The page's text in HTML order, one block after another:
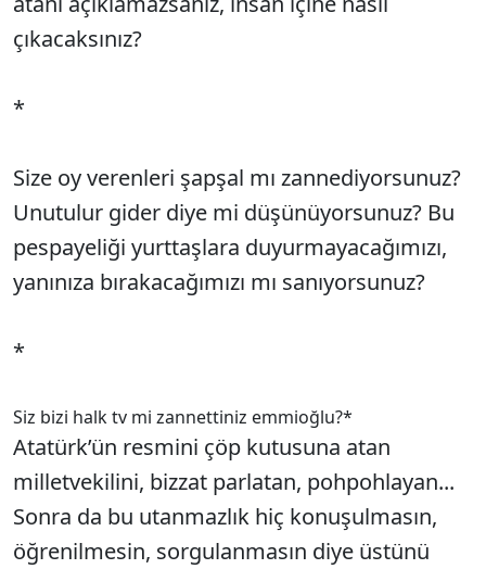
çıkacaksınız?
*
Size oy verenleri şapşal mı zannediyorsunuz?
Unutulur gider diye mi düşünüyorsunuz? Bu
pespayeliği yurttaşlara duyurmayacağımızı,
yanınıza bırakacağımızı mı sanıyorsunuz?
*
Siz bizi halk tv mi zannettiniz emmioğlu?*
Atatürk’ün resmini çöp kutusuna atan
milletvekilini, bizzat parlatan, pohpohlayan...
Sonra da bu utanmazlık hiç konuşulmasın,
öğrenilmesin, sorgulanmasın diye üstünü